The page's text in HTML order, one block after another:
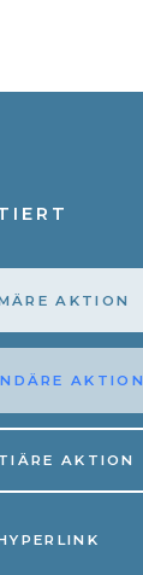
AKTION
AKTION
AKTION